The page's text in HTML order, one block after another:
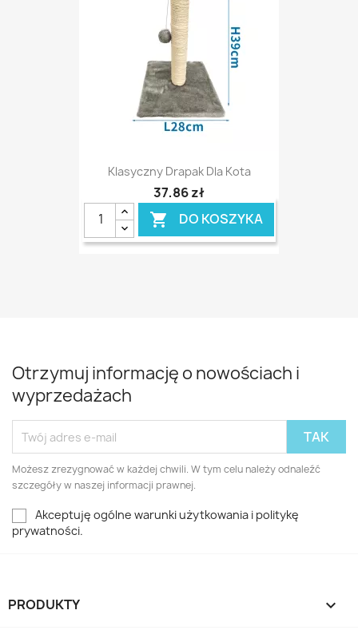
Klasyczny Drapak Dla Kota
37,86 zł
 DO KOSZYKA
Otrzymuj informację o nowościach i
wyprzedażach
Możesz zrezygnować w każdej chwili. W tym celu należy odnaleźć
szczegóły w naszej informacji prawnej.
Akceptuję ogólne warunki użytkowania i politykę
prywatności.
PRODUKTY 